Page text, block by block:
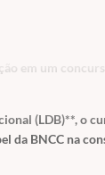
em um
(LDB)**, o
da BNCC na